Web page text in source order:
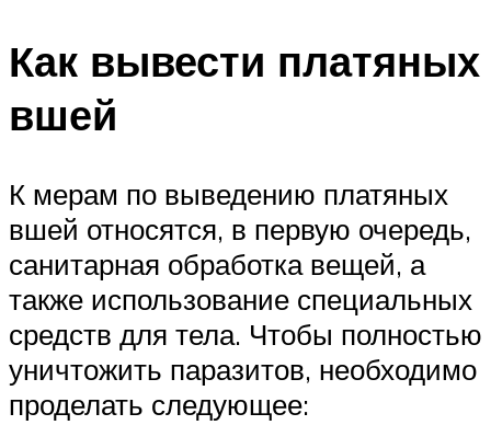
Как вывести платяных
вшей
К мерам по выведению платяных
вшей относятся, в первую очередь,
санитарная обработка вещей, а
также использование специальных
средств для тела. Чтобы полностью
уничтожить паразитов, необходимо
проделать следующее: